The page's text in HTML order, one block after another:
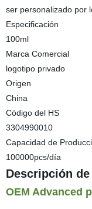
ser personalizado por
Especificación
100ml
Marca Comercial
logotipo privado
Origen
China
Código del HS
3304990010
Capacidad de
100000pcs/día
Descripción
OEM Advanced